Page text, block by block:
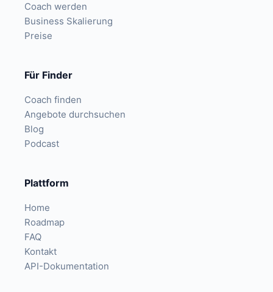
Coach werden
Business Skalierung
Preise
Für Finder
Coach finden
Angebote durchsuchen
Blog
Podcast
Plattform
Home
Roadmap
FAQ
Kontakt
API-Dokumentation